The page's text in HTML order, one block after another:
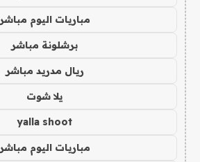
مباريات اليوم مباشر
برشلونة مباشر
ريال مدريد مباشر
يلا شوت
yalla shoot
مباريات اليوم مباشر